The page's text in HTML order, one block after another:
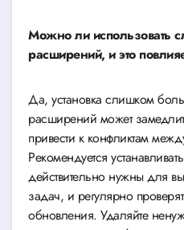
Можно ли использовать
расширений, и это
Да, установка слишком
расширений может
привести к конфликтам
Рекомендуется
действительно нужны для
задач, и регулярно
обновления. Удаляйте